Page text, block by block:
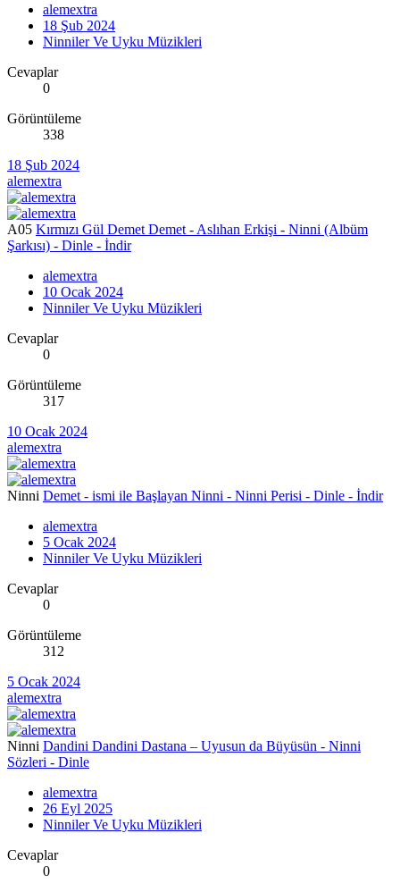
alemextra
18 Şub 2024
Ninniler Ve Uyku Müzikleri
Cevaplar
0
Görüntüleme
338
18 Şub 2024
alemextra
A05 Kırmızı Gül Demet Demet - Aslıhan Erkişi - Ninni (Albüm
Şarkısı) - Dinle - İndir
alemextra
10 Ocak 2024
Ninniler Ve Uyku Müzikleri
Cevaplar
0
Görüntüleme
317
10 Ocak 2024
alemextra
Ninni Demet - ismi ile Başlayan Ninni - Ninni Perisi - Dinle - İndir
alemextra
5 Ocak 2024
Ninniler Ve Uyku Müzikleri
Cevaplar
0
Görüntüleme
312
5 Ocak 2024
alemextra
Ninni Dandini Dandini Dastana – Uyusun da Büyüsün - Ninni
Sözleri - Dinle
alemextra
26 Eyl 2025
Ninniler Ve Uyku Müzikleri
Cevaplar
0